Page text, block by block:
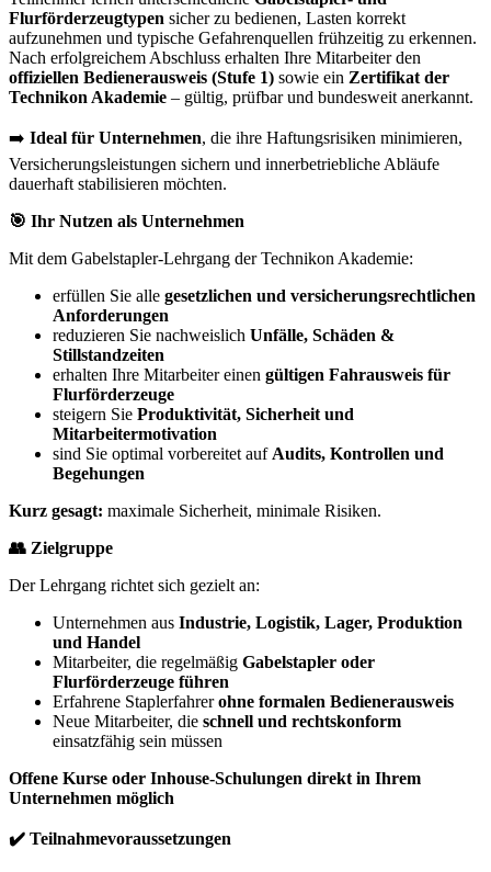
Flurförderzeugtypen sicher zu bedienen, Lasten korrekt
aufzunehmen und typische Gefahrenquellen frühzeitig zu erkennen.
Nach erfolgreichem Abschluss erhalten Ihre Mitarbeiter den
offiziellen Bedienerausweis (Stufe 1) sowie ein Zertifikat der
Technikon Akademie – gültig, prüfbar und bundesweit anerkannt.
➡️ Ideal für Unternehmen, die ihre Haftungsrisiken minimieren,
Versicherungsleistungen sichern und innerbetriebliche Abläufe
dauerhaft stabilisieren möchten.
🎯 Ihr Nutzen als Unternehmen
Mit dem Gabelstapler-Lehrgang der Technikon Akademie:
erfüllen Sie alle gesetzlichen und versicherungsrechtlichen
Anforderungen
reduzieren Sie nachweislich Unfälle, Schäden &
Stillstandzeiten
erhalten Ihre Mitarbeiter einen gültigen Fahrausweis für
Flurförderzeuge
steigern Sie Produktivität, Sicherheit und
Mitarbeitermotivation
sind Sie optimal vorbereitet aufAudits, Kontrollen und
Begehungen
Kurz gesagt: maximale Sicherheit, minimale Risiken.
👥 Zielgruppe
Der Lehrgang richtet sich gezielt an:
Unternehmen aus Industrie, Logistik, Lager, Produktion
und Handel
Mitarbeiter, die regelmäßig Gabelstapler oder
Flurförderzeuge führen
Erfahrene Staplerfahrerohne formalen Bedienerausweis
Neue Mitarbeiter, die schnell und rechtskonform
einsatzfähig sein müssen
Offene Kurse oder Inhouse-Schulungen direkt in Ihrem
Unternehmen möglich
✔️ Teilnahmevoraussetzungen